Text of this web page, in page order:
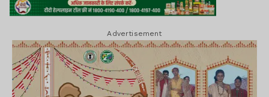
Advertisement